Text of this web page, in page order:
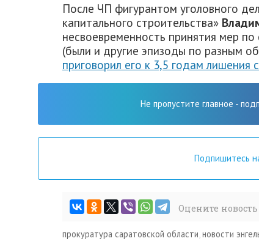
После ЧП фигурантом уголовного
капитального строительства»
несвоевременность принятия мер
(были и другие эпизоды по разным
приговорил его к 3,5 годам лишения
Не пропустите главное -
Подпишитесь
Оцените новость
прокуратура саратовской области,новости